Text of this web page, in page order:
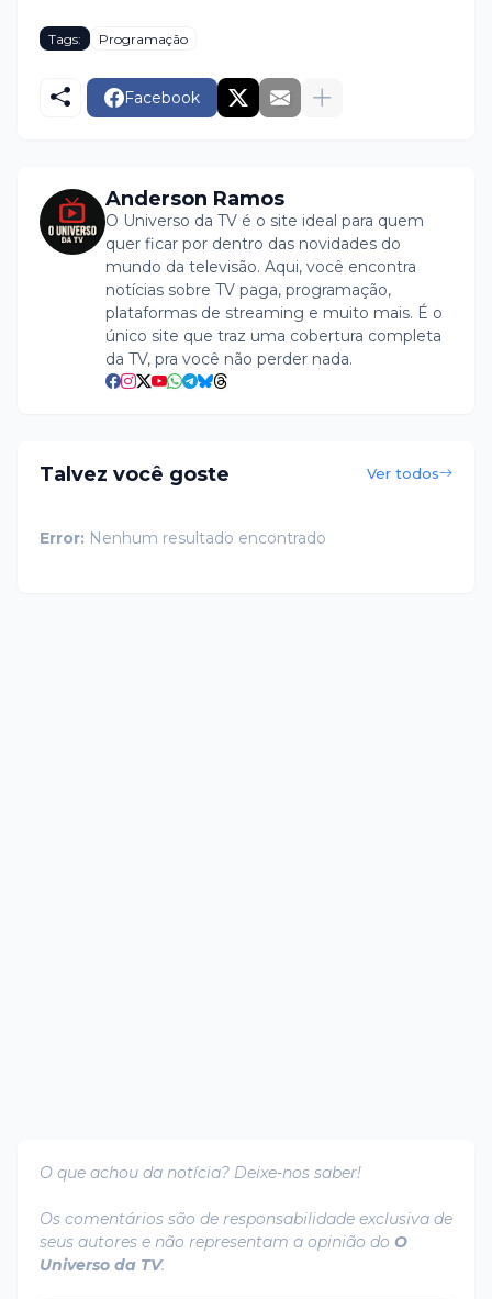
Tags: Programação
Facebook
Anderson Ramos
O Universo da TV é o site ideal para quem
quer ficar por dentro das novidades do
mundo da televisão. Aqui, você encontra
notícias sobre TV paga, programação,
plataformas de streaming e muito mais. É o
único site que traz uma cobertura completa
da TV, pra você não perder nada.
Talvez você goste Ver todos
Error: Nenhum resultado encontrado
O que achou da notícia? Deixe-nos saber!
Os comentários são de responsabilidade exclusiva de
seus autores e não representam a opinião do O
Universo da TV.